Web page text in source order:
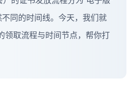
不同的时间线。今天，我们就
领取流程与时间节点，帮你打